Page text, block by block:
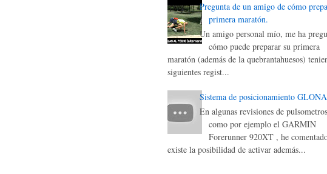
Pregunta de un amigo de cómo
primera maratón.
Un amigo personal mío, me ha
cómo puede preparar su primera
maratón (además de la quebrantahuesos)
siguientes regist...
Sistema de posicionamiento
En algunas revisiones de
como por ejemplo el GARMIN
Forerunner 920XT , he
existe la posibilidad de activar además...